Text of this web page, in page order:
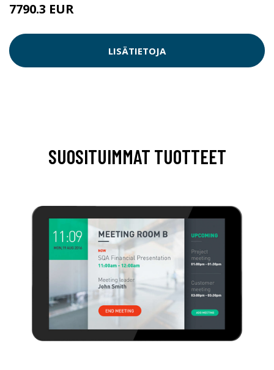
7790.3 EUR
LISÄTIETOJA
SUOSITUIMMAT TUOTTEET